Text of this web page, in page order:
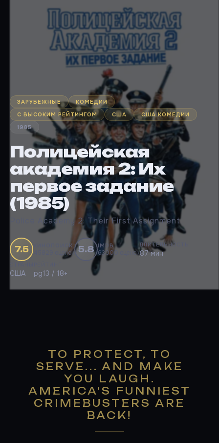
ЗАРУБЕЖНЫЕ
КОМЕДИИ
С ВЫСОКИМ РЕЙТИНГОМ
США
США КОМЕДИИ
1985
Полицейская
академия 2: Их
первое задание
(1985)
Police Academy 2: Their First Assignment
7.5 КИНОПОИСК
45829 оценок 5.8 IMDB
63000 оценок
ДЛИТЕЛЬНОСТЬ
87 мин
СТРАНЫ
США pg13 / 18+
TO PROTECT, TO
SERVE... AND MAKE
YOU LAUGH.
AMERICA'S FUNNIEST
CRIMEBUSTERS ARE
BACK!